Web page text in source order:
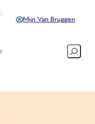
Mijn Van Bruggen